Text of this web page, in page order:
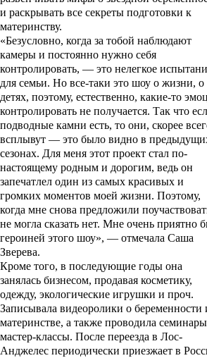
и раскрывать все секреты подготовки к
материнству.
«Безусловно, когда за тобой наблюдают
камеры и постоянно нужно себя
контролировать, — это нелегкое
для семьи. Но все-таки это шоу о жизни, о
детях, поэтому, естественно, какие-то
контролировать не получается. Так что
подводные камни есть, то они, скорее
всплывут — это было видно в
сезонах. Для меня этот проект стал по-
настоящему родным и дорогим, ведь он
запечатлел один из самых красивых и
громких моментов моей жизни. Поэтому,
когда мне снова предложили
не могла сказать нет. Мне очень приятно
героиней этого шоу», — отмечала Саша
Зверева.
Кроме того, в последующие годы она
занялась бизнесом, продавая косметику,
одежду, экологические игрушки и проч.
Записывала видеоролики о беременности
материнстве, а также проводила
мастер-классы. После переезда в Лос-
Анджелес периодически приезжает в